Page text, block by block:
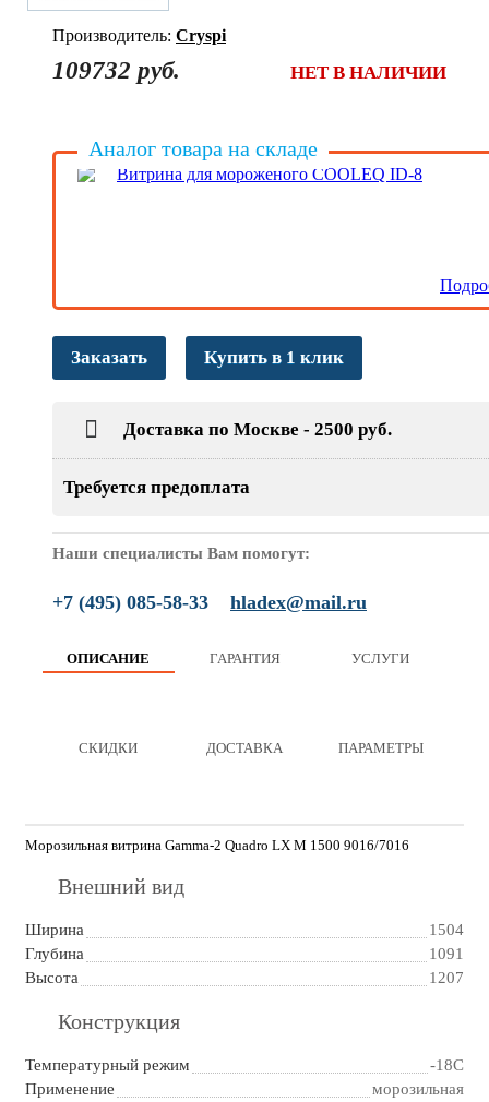
Производитель: Cryspi
109732 руб. НЕТ В НАЛИЧИИ
Аналог товара на складе
Витрина для мороженого COOLEQ ID-8
Заказать Купить в 1 клик
Доставка по Москве - 2500 руб.
Требуется предоплата
Наши специалисты Вам помогут:
+7 (495) 085-58-33 hladex@mail.ru
ОПИСАНИЕ ГАРАНТИЯ УСЛУГИ
СКИДКИ ДОСТАВКА ПАРАМЕТРЫ
Морозильная витрина Gamma-2 Quadro LX М 1500 9016/7016
Внешний вид
Ширина
1504
Глубина
1091
Высота
1207
Конструкция
Температурный режим
-18С
Применение
морозильная